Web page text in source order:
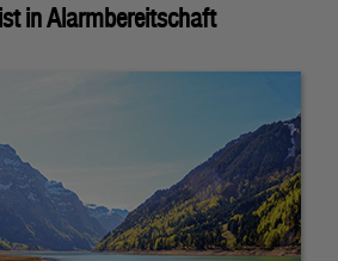
in Alarmbereitschaft